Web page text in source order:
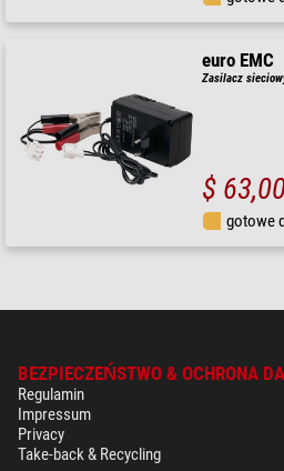
euro EMC
Zasilacz
$
gotowe
BEZPIECZEŃSTWO & OCHRONA
Regulamin
Impressum
Privacy
Take-back & Recycling